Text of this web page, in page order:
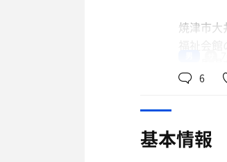
焼津市
福祉会
ほどほど
の音が心
6
基本情報